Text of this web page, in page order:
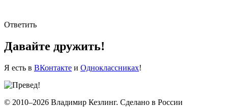
Ответить
Давайте дружить!
Я есть в ВКонтакте и Одноклассниках!
© 2010–2026 Владимир Кезлинг. Сделано в России